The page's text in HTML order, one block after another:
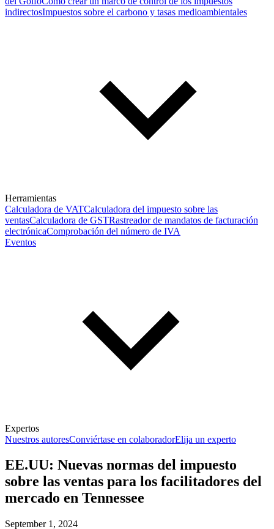
indirectosImpuestos sobre el carbono y tasas medioambientales
Herramientas
Calculadora de VATCalculadora del impuesto sobre las
ventasCalculadora de GSTRastreador de mandatos de facturación
electrónicaComprobación del número de IVA
Eventos
Expertos
Nuestros autoresConviértase en colaboradorElija un experto
EE.UU: Nuevas normas del impuesto
sobre las ventas para los facilitadores del
mercado en Tennessee
September 1, 2024